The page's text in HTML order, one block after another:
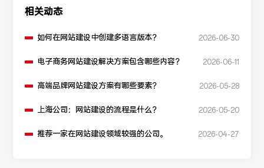
相关动态
如何在网站建设中创建多语言版本？ 2026-06-30
电子商务网站建设解决方案包含哪些内容？ 2026-06-11
高端品牌网站建设方案有哪些要素？ 2026-05-28
上海公司：网站建设的流程是什么？ 2026-05-20
推荐一家在网站建设领域较强的公司。 2026-04-27